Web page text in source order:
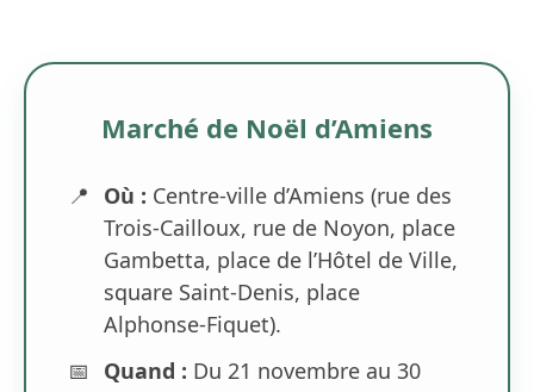
Marché de Noël d’Amiens
📍 Où : Centre-ville d’Amiens (rue des
Trois-Cailloux, rue de Noyon, place
Gambetta, place de l’Hôtel de Ville,
square Saint-Denis, place
Alphonse-Fiquet).
📅
Quand : Du 21 novembre au 30